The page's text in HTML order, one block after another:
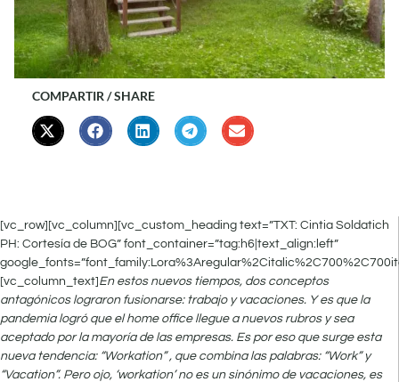
COMPARTIR / SHARE
[vc_row][vc_column][vc_custom_heading text=”TXT: Cintia Soldatich
PH: Cortesía de BOG” font_container=”tag:h6|text_align:left”
[vc_column_text]En estos nuevos tiempos, dos conceptos
antagónicos lograron fusionarse: trabajo y vacaciones. Y es que la
pandemia logró que el home office llegue a nuevos rubros y sea
aceptado por la mayoría de las empresas. Es por eso que surge esta
nueva tendencia: “Workation” , que combina las palabras: “Work” y
“Vacation”. Pero ojo, ‘workation’ no es un sinónimo de vacaciones, es